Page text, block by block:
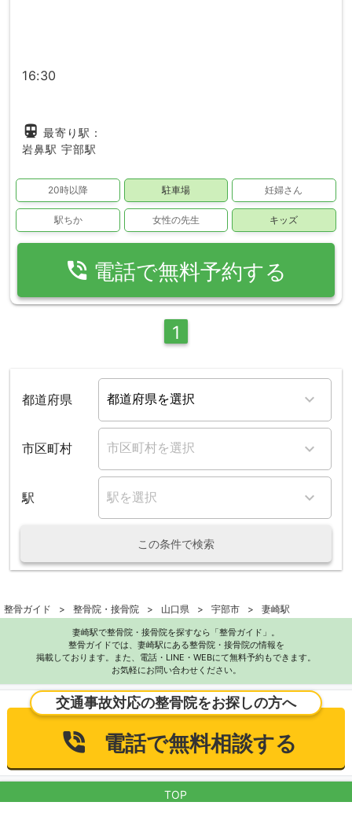
16:30
directions_subway 最寄り駅：
岩鼻駅 宇部駅
20時以降 駐車場 妊婦さん
駅ちか 女性の先生 キッズ
phone_in_talk 電話で無料予約する
1
都道府県
市区町村
駅
この条件で検索
整骨ガイド 整骨院・接骨院 山口県 宇部市 妻崎駅
妻崎駅で整骨院・接骨院を探すなら「整骨ガイド」。
整骨ガイドでは、妻崎駅にある整骨院・接骨院の情報を
掲載しております。また、電話・LINE・WEBにて無料予約もできます。
お気軽にお問い合わせください。
交通事故対応の整骨院をお探しの方へ
電話で無料相談する
TOP